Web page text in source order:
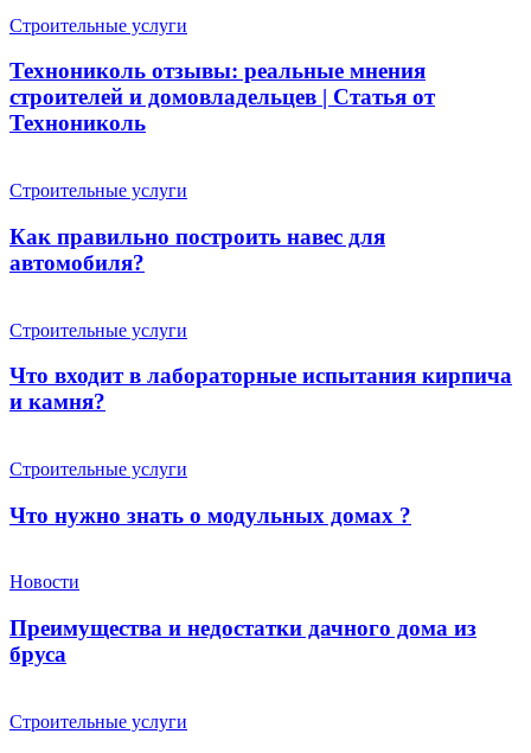
Строительные услуги
Технониколь отзывы: реальные мнения
строителей и домовладельцев | Статья от
Технониколь
Строительные услуги
Как правильно построить навес для
автомобиля?
Строительные услуги
Что входит в лабораторные испытания кирпича
и камня?
Строительные услуги
Что нужно знать о модульных домах ?
Новости
Преимущества и недостатки дачного дома из
бруса
Строительные услуги